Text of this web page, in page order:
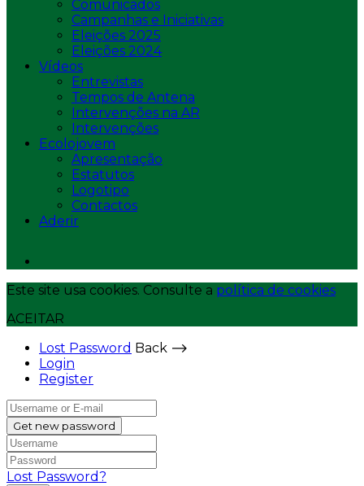
Comunicados
Campanhas e Iniciativas
Eleições 2025
Eleições 2024
Vídeos
Entrevistas
Tempos de Antena
Intervenções na AR
Intervenções
Ecolojovem
Apresentação
Estatutos
Logotipo
Contactos
Aderir
Este site usa cookies. Consulte a política de cookies
ACEITAR
Lost Password Back ⟶
Login
Register
Get new password
Lost Password?